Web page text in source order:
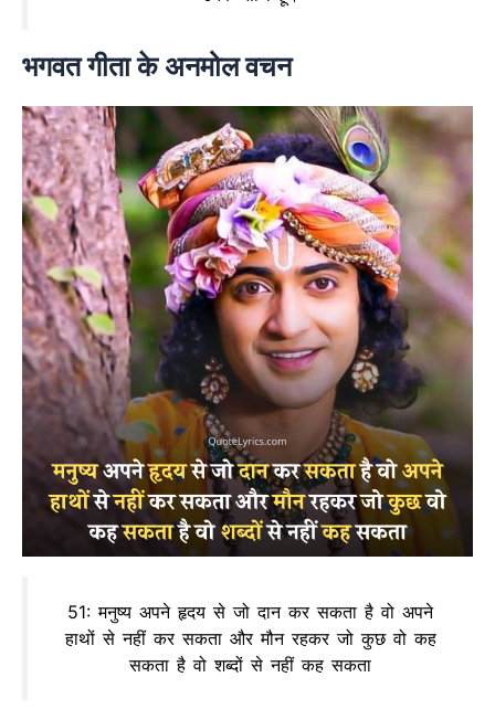
भगवत गीता के अनमोल वचन
51: मनुष्य अपने हृदय से जो दान कर सकता है वो अपने
हाथों से नहीं कर सकता और मौन रहकर जो कुछ वो कह
सकता है वो शब्दों से नहीं कह सकता